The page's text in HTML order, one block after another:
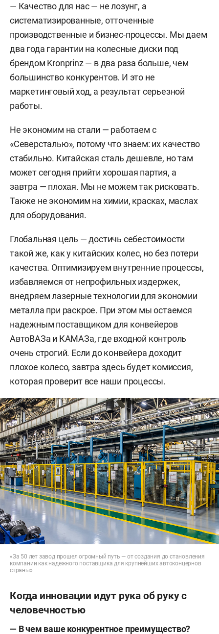
Колеса с регулируемым давлением в шине —
для сложных условий эксплуатации
Бездисковые камерные колеса для грузовиков
и самосвалов
Дисковые профилированные бескамерные
колеса для автобусов и седельных тягачей
Колеса для легкового и коммерческого
транспорта из горячекатаной травленой ленты
— Качество для нас — не лозунг, а
систематизированные, отточенные
производственные и бизнес-процессы. Мы даем
два года гарантии на колесные диски под
брендом Kronprinz — в два раза больше, чем
большинство конкурентов. И это не
маркетинговый ход, а результат серьезной
работы.
Не экономим на стали — работаем с
«Северсталью», потому что знаем: их качество
стабильно. Китайская сталь дешевле, но там
может сегодня прийти хорошая партия, а
завтра — плохая. Мы не можем так рисковать.
Также не экономим на химии, красках, маслах
для оборудования.
Глобальная цель — достичь себестоимости
такой же, как у китайских колес, но без потери
качества. Оптимизируем внутренние процессы,
избавляемся от непрофильных издержек,
внедряем лазерные технологии для экономии
металла при раскрое. При этом мы остаемся
надежным поставщиком для конвейеров
АвтоВАЗа и КАМАЗа, где входной контроль
очень строгий. Если до конвейера доходит
плохое колесо, завтра здесь будет комиссия,
которая проверит все наши процессы.
«За 50 лет завод прошел огромный путь — от создания до становления
компании как надежного поставщика для крупнейших автоконцернов
страны»
Когда инновации идут рука об руку с
человечностью
— В чем ваше конкурентное преимущество?